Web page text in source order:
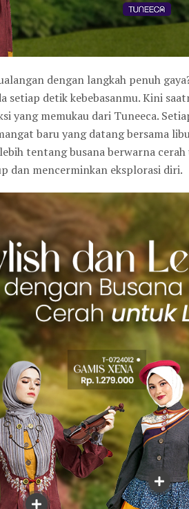
dengan langkah penuh
setiap detik kebebasanmu. Kini
yang memukau dari Tuneeca.
baru yang datang bersama
tentang busana berwarna
dan mencerminkan eksplorasi diri.